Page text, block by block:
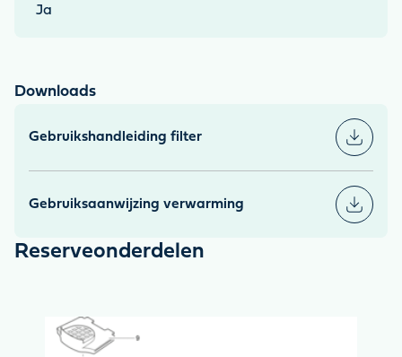
Ja
Downloads
Gebruikshandleiding filter
Gebruiksaanwijzing verwarming
Reserveonderdelen